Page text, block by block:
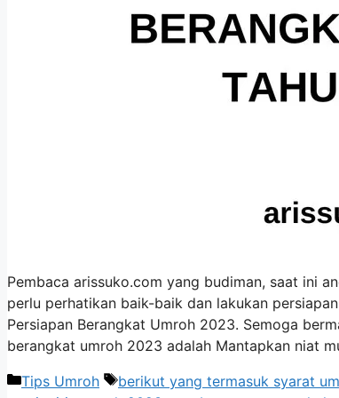
Pembaca arissuko.com yang budiman, saat ini
perlu perhatikan baik-baik dan lakukan
Persiapan Berangkat Umroh 2023. Semoga
berangkat umroh 2023 adalah Mantapkan niat
Categories
Tips Umroh Tags
berikut yang termasuk syarat